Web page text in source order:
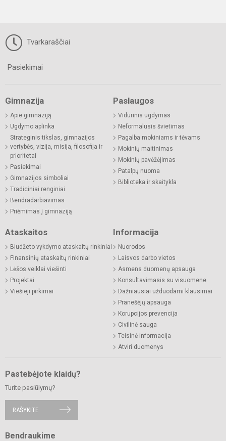
Tvarkaraščiai
Pasiekimai
Gimnazija
Apie gimnaziją
Ugdymo aplinka
Strateginis tikslas, gimnazijos
vertybės, vizija, misija, filosofija ir
prioritetai
Pasiekimai
Gimnazijos simboliai
Tradiciniai renginiai
Bendradarbiavimas
Priėmimas į gimnaziją
Paslaugos
Vidurinis ugdymas
Neformalusis švietimas
Pagalba mokiniams ir tėvams
Mokinių maitinimas
Mokinių pavėžėjimas
Patalpų nuoma
Biblioteka ir skaitykla
Ataskaitos
Biudžeto vykdymo ataskaitų rinkiniai
Finansinių ataskaitų rinkiniai
Lėšos veiklai viešinti
Projektai
Viešieji pirkimai
Informacija
Nuorodos
Laisvos darbo vietos
Asmens duomenų apsauga
Konsultavimasis su visuomene
Dažniausiai užduodami klausimai
Pranešėjų apsauga
Korupcijos prevencija
Civilinė sauga
Teisinė informacija
Atviri duomenys
Pastebėjote klaidų?
Turite pasiūlymų?
RAŠYKITE
Bendraukime